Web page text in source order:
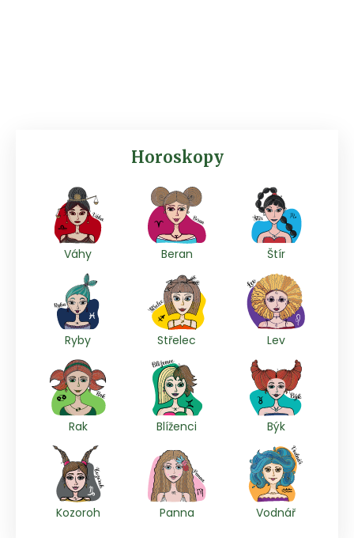
Horoskopy
Váhy Beran Štír
Ryby Střelec Lev
Rak Blíženci Býk
Kozoroh Panna Vodnář